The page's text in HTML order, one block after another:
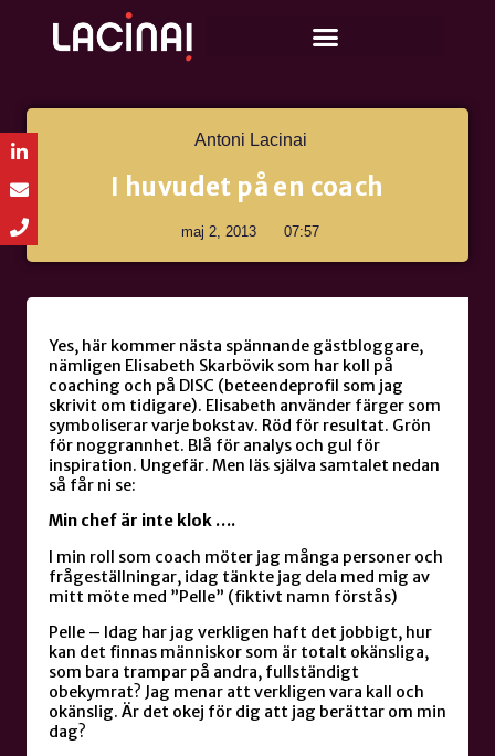
Antoni Lacinai
I huvudet på en coach
maj 2, 2013 07:57
Yes, här kommer nästa spännande gästbloggare,
nämligen Elisabeth Skarbövik som har koll på
coaching och på DISC (beteendeprofil som jag
skrivit om tidigare). Elisabeth använder färger som
symboliserar varje bokstav. Röd för resultat. Grön
för noggrannhet. Blå för analys och gul för
inspiration. Ungefär. Men läs själva samtalet nedan
så får ni se:
Min chef är inte klok ….
I min roll som coach möter jag många personer och
frågeställningar, idag tänkte jag dela med mig av
mitt möte med ”Pelle” (fiktivt namn förstås)
Pelle – Idag har jag verkligen haft det jobbigt, hur
kan det finnas människor som är totalt okänsliga,
som bara trampar på andra, fullständigt
obekymrat? Jag menar att verkligen vara kall och
okänslig. Är det okej för dig att jag berättar om min
dag?